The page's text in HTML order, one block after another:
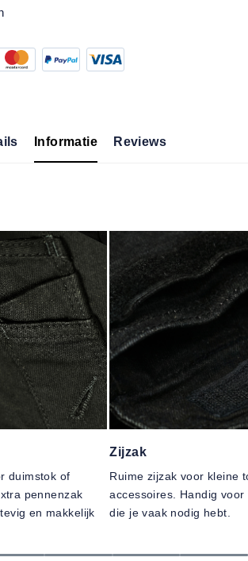
Informatie Reviews
duimstok of
pennenzak
en makkelijk
Zijzak
Ruime zijzak voor kleine
accessoires. Handig voor
die je vaak nodig hebt.